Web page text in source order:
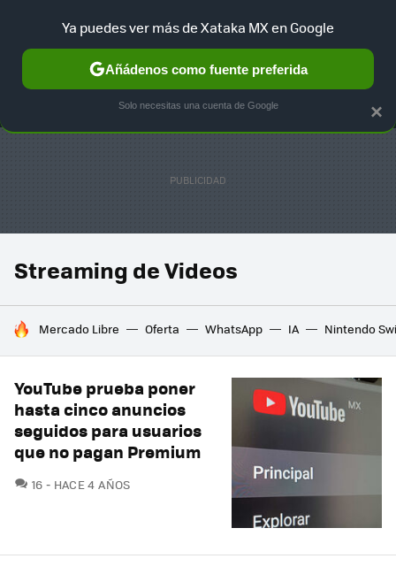
MENÚ NUEVO
GAMING HOME AUTO
Streaming de Videos
HOY SE HABLA DE
Mercado Libre Oferta WhatsApp IA Nintendo
YouTube prueba poner
hasta cinco anuncios
seguidos para usuarios
que no pagan Premium
16 COMENTARIOS
HACE 4 AÑOS
×
Ya puedes ver más de Xataka MX en Google
Añádenos como fuente preferida
Solo necesitas una cuenta de Google